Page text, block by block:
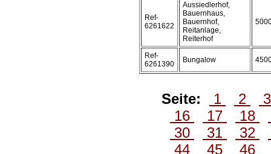
Ref-
6261622
Aussiedlerhof,
Bauernhaus,
Bauernhof,
Reitanlage,
Reiterhof
Ref-
6261390
Bungalow
Seite: 1 2
16
17 18
30
31 32
44
45 46